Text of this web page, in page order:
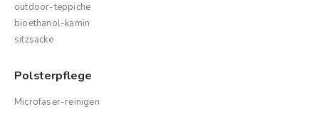
outdoor-teppiche
bioethanol-kamin
sitzsacke
Polsterpflege
Microfaser-reinigen